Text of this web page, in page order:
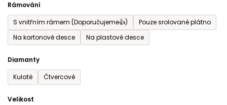
Rámování
S vnitřním rámem (Doporučujeme👍)
Pouze srolované plátno
Na kartonové desce
Na plastové desce
Diamanty
Kulaté
Čtvercové
Velikost